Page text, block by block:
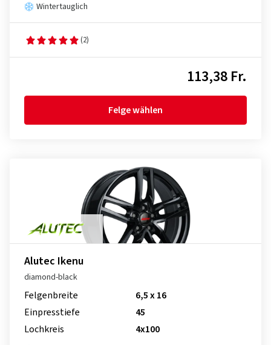
Wintertauglich
(2)
113,38 Fr.
Felge wählen
Alutec Ikenu
diamond-black
Felgenbreite
6,5 x 16
Einpresstiefe
45
Lochkreis
4x100